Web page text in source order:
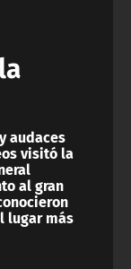
audaces
visitó la
al gran
lugar más